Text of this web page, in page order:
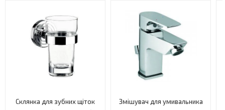
Склянка для зубних щіток
Змішувач для умивальника